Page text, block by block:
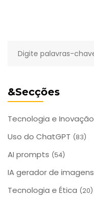
&Secções
Tecnologia e Inovação
Uso do ChatGPT (83)
AI prompts (54)
IA gerador de imagens
Tecnologia e Ética (20)